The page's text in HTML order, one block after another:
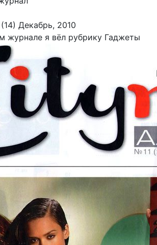
Декабрь, 2010
журнале я вёл рубрику Гаджеты